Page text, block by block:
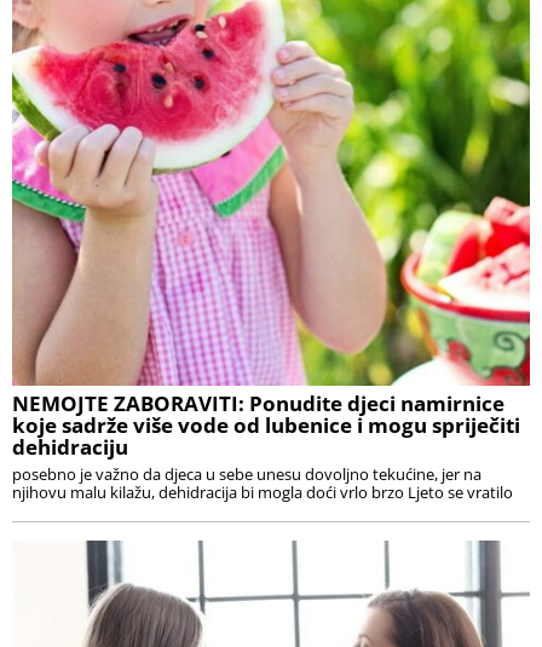
NEMOJTE ZABORAVITI: Ponudite djeci namirnice
koje sadrže više vode od lubenice i mogu spriječiti
dehidraciju
posebno je važno da djeca u sebe unesu dovoljno tekućine, jer na
njihovu malu kilažu, dehidracija bi mogla doći vrlo brzo Ljeto se vratilo